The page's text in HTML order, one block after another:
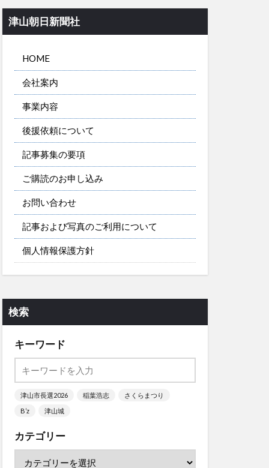
津山朝日新聞社
HOME
会社案内
事業内容
後援依頼について
記事募集の要項
ご購読のお申し込み
お問い合わせ
記事および写真のご利用について
個人情報保護方針
検索
キーワード
津山市長選2026 稲葉浩志
さくらまつり
B’z
津山城
カテゴリー